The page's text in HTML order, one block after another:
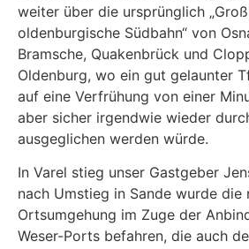
weiter über die ursprünglich
oldenburgische Südbahn“ von
Bramsche, Quakenbrück und
Oldenburg, wo ein gut gelaunter
auf eine Verfrühung von einer
aber sicher irgendwie wieder
ausgeglichen werden würde.
In Varel stieg unser Gastgeber
nach Umstieg in Sande wurde die
Ortsumgehung im Zuge der
Weser-Ports befahren, die auch